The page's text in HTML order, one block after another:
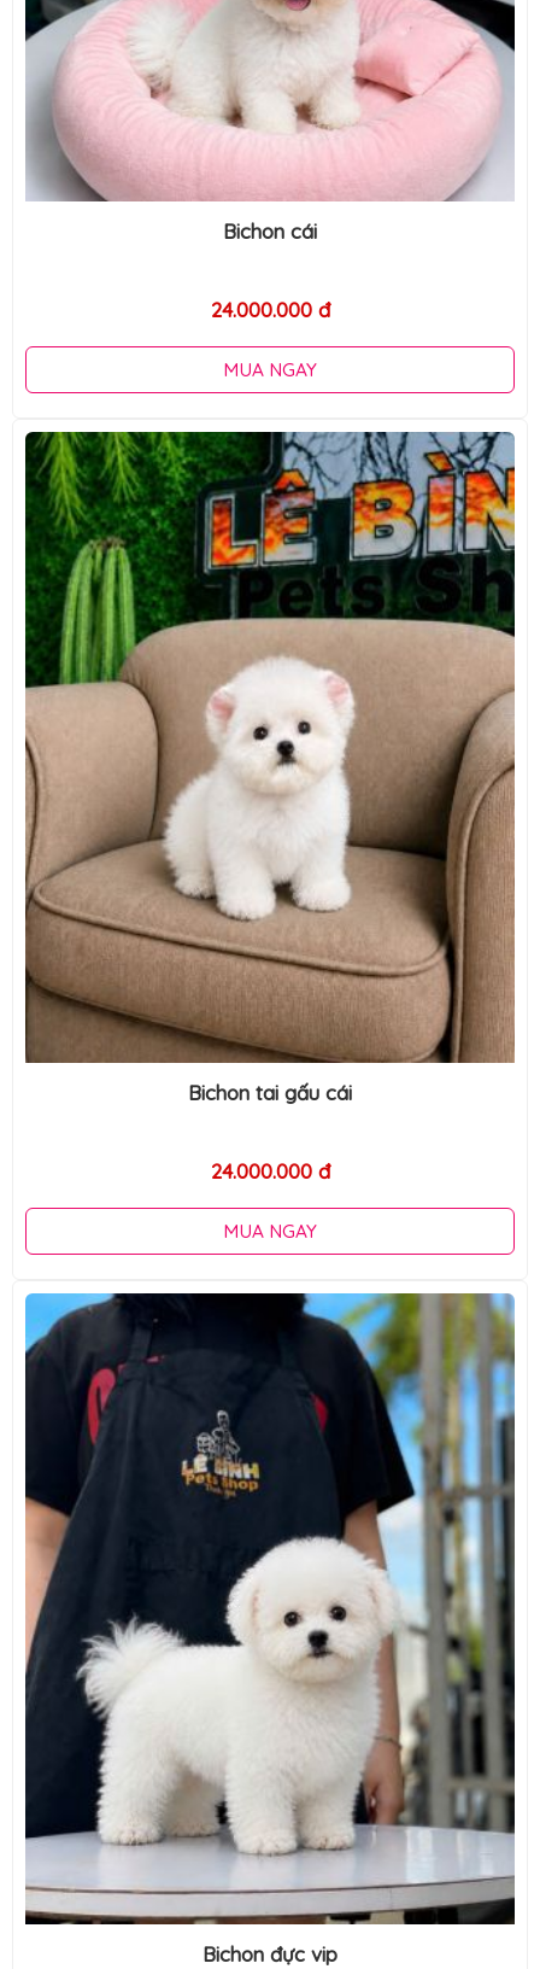
Bichon cái
24.000.000 đ
MUA NGAY
Bichon tai gấu cái
24.000.000 đ
MUA NGAY
Bichon đực vip